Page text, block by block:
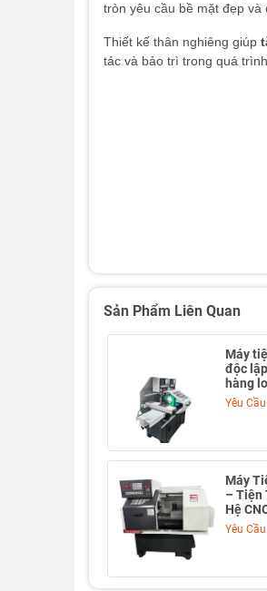
tròn yêu cầu bề mặt đẹp và
Thiết kế thân nghiêng giúp
tác và bảo trì trong quá
Ưu điểm nổi bật
Kết cấu thân
Thân máy liền khối
Trục chính mạnh
Tốc độ chạy nhanh
Sản Phẩm Liên Quan
Máy
độc
hàng
Yêu
Máy
– Tiện
Hệ
Yêu